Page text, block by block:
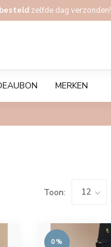
zelfde dag verzonden!
MERKEN
Toon:
0%